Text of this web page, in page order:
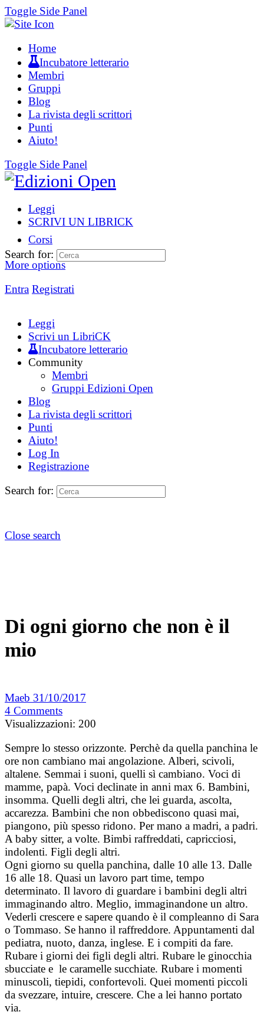
Toggle Side Panel
Home
Incubatore letterario
Membri
Gruppi
Blog
La rivista degli scrittori
Punti
Aiuto!
Toggle Side Panel
Leggi
SCRIVI UN LIBRICK
Corsi
More options
Entra Registrati
Search for:
Leggi
Scrivi un LibriCK
Incubatore letterario
Community
Membri
Gruppi Edizioni Open
Blog
La rivista degli scrittori
Punti
Aiuto!
Log In
Registrazione
Search for:
Close search
Di ogni giorno che non è il
mio
Maeb 31/10/2017
4 Comments
Visualizzazioni: 200
Sempre lo stesso orizzonte. Perchè da quella panchina le
ore non cambiano mai angolazione. Alberi, scivoli,
altalene. Semmai i suoni, quelli sì cambiano. Voci di
mamme, papà. Voci declinate in anni max 6. Bambini,
insomma. Quelli degli altri, che lei guarda, ascolta,
accarezza. Bambini che non obbediscono quasi mai,
piangono, più spesso ridono. Per mano a madri, a padri.
A baby sitter, a volte. Bimbi raffreddati, capricciosi,
indolenti. Figli degli altri.
Ogni giorno su quella panchina, dalle 10 alle 13. Dalle
16 alle 18. Quasi un lavoro part time, tempo
determinato. Il lavoro di guardare i bambini degli altri
immaginando altro. Meglio, immaginandone un altro.
Vederli crescere e sapere quando è il compleanno di Sara
o Tommaso. Se hanno il raffreddore. Appuntamenti dal
pediatra, nuoto, danza, inglese. E i compiti da fare.
Rubare i giorni dei figli degli altri. Rubare le ginocchia
sbucciate e le caramelle succhiate. Rubare i momenti
minuscoli, tiepidi, confortevoli. Quei momenti piccoli
da svezzare, intuire, crescere. Che a lei hanno portato
via.